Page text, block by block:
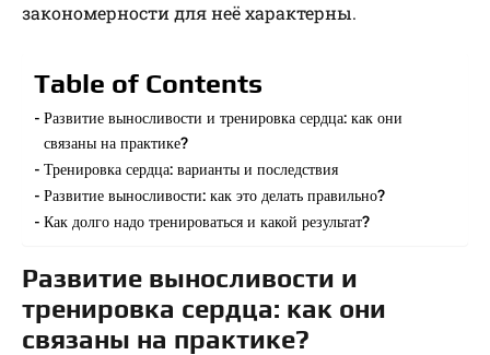
закономерности для неё характерны.
Table of Contents
Развитие выносливости и тренировка сердца: как они
связаны на практике?
Тренировка сердца: варианты и последствия
Развитие выносливости: как это делать правильно?
Как долго надо тренироваться и какой результат?
Развитие выносливости и
тренировка сердца: как они
связаны на практике?